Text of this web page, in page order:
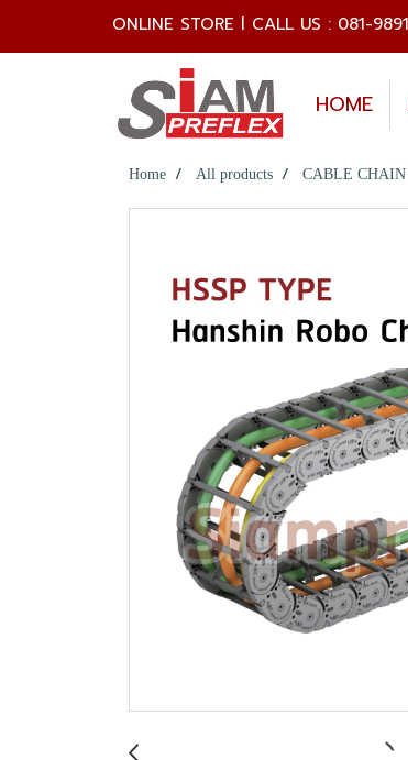
ONLINE STORE l CALL US : 081-
HOME
Home All products CABLE